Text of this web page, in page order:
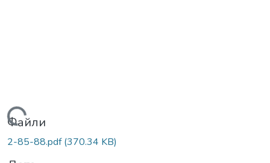
Вантажиться...
Файли
2-85-88.pdf(370.34 KB)